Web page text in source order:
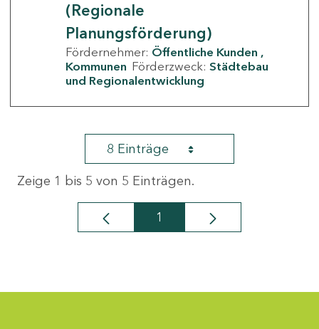
(Regionale
Planungsförderung)
Fördernehmer: Öffentliche Kunden
Kommunen Förderzweck: Städtebau
und Regionalentwicklung
8 Einträge
Zeige 1 bis 5 von 5 Einträgen.
Seite
1